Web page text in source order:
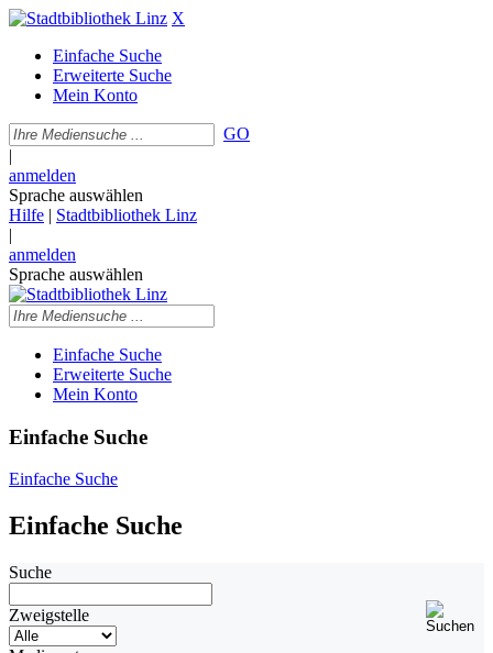
X
Einfache Suche
Erweiterte Suche
Mein Konto
GO
|
anmelden
Sprache auswählen
Hilfe | Stadtbibliothek Linz
|
anmelden
Sprache auswählen
Einfache Suche
Erweiterte Suche
Mein Konto
Einfache Suche
Einfache Suche
Einfache Suche
Suche
Zweigstelle